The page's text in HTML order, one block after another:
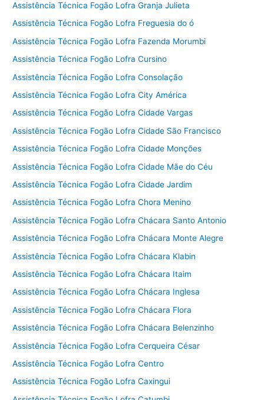
Assistência Técnica Fogão Lofra Granja Julieta
Assistência Técnica Fogão Lofra Freguesia do ó
Assistência Técnica Fogão Lofra Fazenda Morumbi
Assistência Técnica Fogão Lofra Cursino
Assistência Técnica Fogão Lofra Consolação
Assistência Técnica Fogão Lofra City América
Assistência Técnica Fogão Lofra Cidade Vargas
Assistência Técnica Fogão Lofra Cidade São Francisco
Assistência Técnica Fogão Lofra Cidade Monções
Assistência Técnica Fogão Lofra Cidade Mãe do Céu
Assistência Técnica Fogão Lofra Cidade Jardim
Assistência Técnica Fogão Lofra Chora Menino
Assistência Técnica Fogão Lofra Chácara Santo Antonio
Assistência Técnica Fogão Lofra Chácara Monte Alegre
Assistência Técnica Fogão Lofra Chácara Klabin
Assistência Técnica Fogão Lofra Chácara Itaim
Assistência Técnica Fogão Lofra Chácara Inglesa
Assistência Técnica Fogão Lofra Chácara Flora
Assistência Técnica Fogão Lofra Chácara Belenzinho
Assistência Técnica Fogão Lofra Cerqueira César
Assistência Técnica Fogão Lofra Centro
Assistência Técnica Fogão Lofra Caxingui